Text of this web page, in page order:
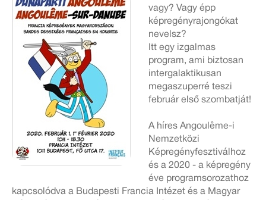
vagy? Vagy épp
képregényrajongókat
nevelsz?
Itt egy izgalmas
program, ami biztosan
intergalaktikusan
megaszuperré teszi
február első szombatját!
A híres Angoulême-i
Nemzetközi
Képregényfesztiválhoz
és a 2020 - a képregény
éve programsorozathoz
kapcsolódva a Budapesti Francia Intézet és a Magyar